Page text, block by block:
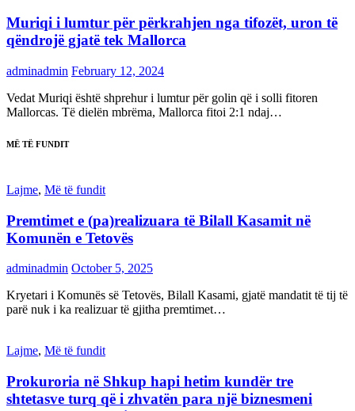
Muriqi i lumtur për përkrahjen nga tifozët, uron të
qëndrojë gjatë tek Mallorca
adminadmin February 12, 2024
Vedat Muriqi është shprehur i lumtur për golin që i solli fitoren
Mallorcas. Të dielën mbrëma, Mallorca fitoi 2:1 ndaj…
MË TË FUNDIT
Lajme, Më të fundit
Premtimet e (pa)realizuara të Bilall Kasamit në
Komunën e Tetovës
adminadmin October 5, 2025
Kryetari i Komunës së Tetovës, Bilall Kasami, gjatë mandatit të tij të
parë nuk i ka realizuar të gjitha premtimet…
Lajme, Më të fundit
Prokuroria në Shkup hapi hetim kundër tre
shtetasve turq që i zhvatën para një biznesmeni